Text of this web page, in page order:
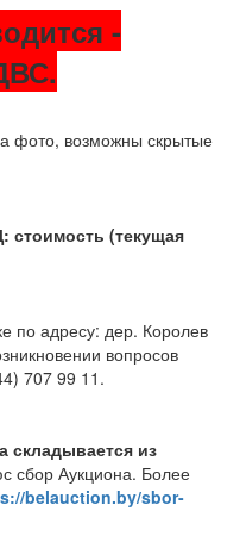
-
фото, возможны скрытые
(текущая
по адресу: дер. Королев
вопросов
707 99 11.
складывается из
сбор Аукциона. Более
belauction.by/sbor-